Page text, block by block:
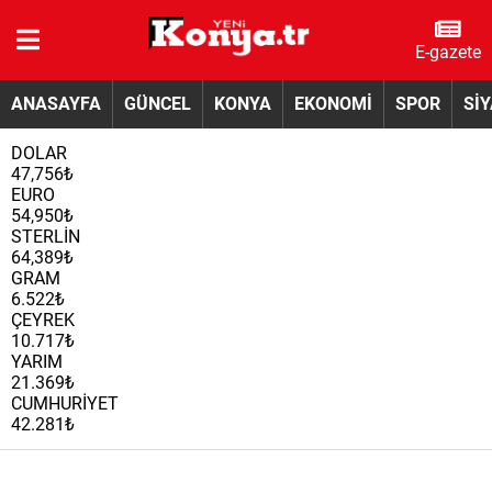
E-gazete
ANASAYFA GÜNCEL KONYA EKONOMİ SPOR
DOLAR
47,756₺
EURO
54,950₺
STERLİN
64,389₺
GRAM
6.522₺
ÇEYREK
10.717₺
YARIM
21.369₺
CUMHURİYET
42.281₺